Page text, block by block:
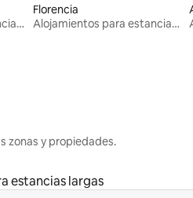
Alojamientos para estancias largas
Florencia
Alojamientos para estancias largas
zonas y propiedades.
estancias largas